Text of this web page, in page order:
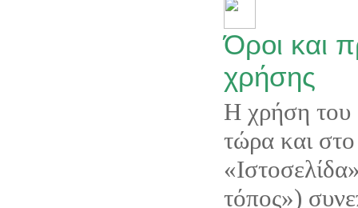
Όροι και
χρήσης
Η χρήση
τώρα και
τόπος»)